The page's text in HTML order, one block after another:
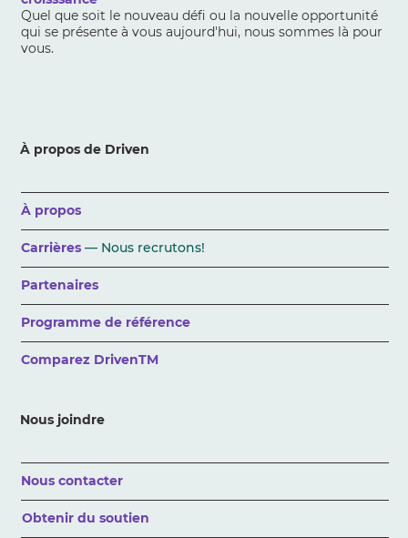
Quel que soit le nouveau défi ou la nouvelle opportunité
qui se présente à vous aujourd'hui, nous sommes là pour
vous.
À propos de Driven
À propos
Carrières— Nous recrutons!
Partenaires
Programme de référence
Comparez DrivenTM
Nous joindre
Nous contacter
Obtenir du soutien